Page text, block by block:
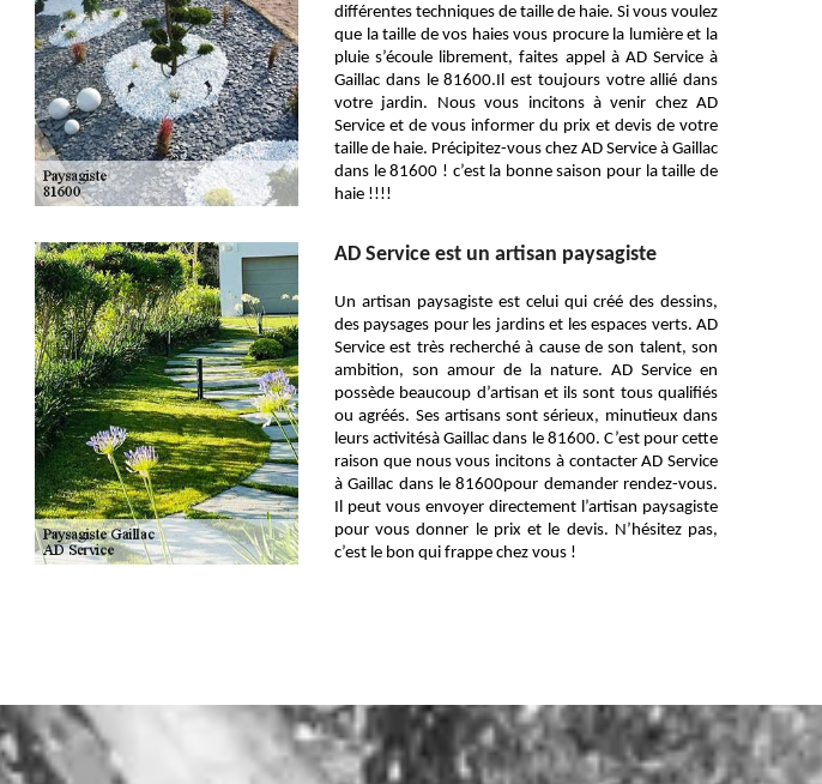
différentes techniques de taille de haie. Si vous voulez
que la taille de vos haies vous procure la lumière et la
pluie s’écoule librement, faites appel à AD Service à
Gaillac dans le 81600.Il est toujours votre allié dans
votre jardin. Nous vous incitons à venir chez AD
Service et de vous informer du prix et devis de votre
taille de haie. Précipitez-vous chez AD Service à Gaillac
dans le 81600 ! c’est la bonne saison pour la taille de
haie !!!!
AD Service est un artisan paysagiste
Un artisan paysagiste est celui qui créé des dessins,
des paysages pour les jardins et les espaces verts. AD
Service est très recherché à cause de son talent, son
ambition, son amour de la nature. AD Service en
possède beaucoup d’artisan et ils sont tous qualifiés
ou agréés. Ses artisans sont sérieux, minutieux dans
leurs activitésà Gaillac dans le 81600. C’est pour cette
raison que nous vous incitons à contacter AD Service
à Gaillac dans le 81600pour demander rendez-vous.
Il peut vous envoyer directement l’artisan paysagiste
pour vous donner le prix et le devis. N’hésitez pas,
c’est le bon qui frappe chez vous !